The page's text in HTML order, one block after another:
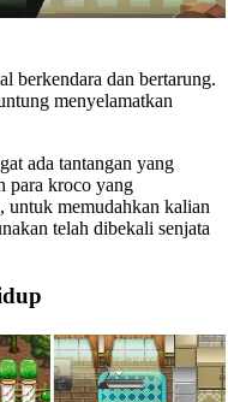
berkendara dan bertarung.
menyelamatkan
ada tantangan yang
para kroco yang
untuk memudahkan kalian
telah dibekali senjata